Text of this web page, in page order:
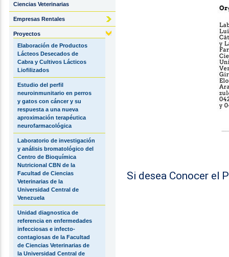
Ciencias Veterinarias
Empresas Rentales
Proyectos
Elaboración de Productos
Lácteos Desecados de
Cabra y Cultivos Lácticos
Liofilizados
Estudio del perfil
neuroinmunitario en perros
y gatos con cáncer y su
respuesta a una nueva
aproximación terapéutica
neurofarmacológica
Laboratorio de investigación
y análisis bromatológico del
Centro de Bioquímica
Nutricional CBN de la
Facultad de Ciencias
Veterinarias de la
Universidad Central de
Venezuela
Unidad diagnostica de
referencia en enfermedades
infecciosas e infecto-
contagiosas de la Facultad
de Ciencias Veterinarias de
la Universidad Central de
Si desea Conocer el